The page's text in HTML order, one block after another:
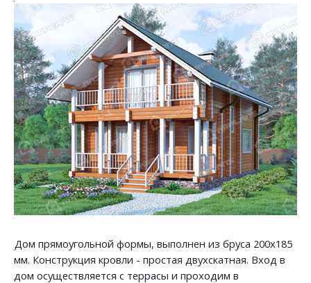
Дом прямоугольной формы, выполнен из бруса 200х185
мм. Конструкция кровли - простая двухскатная. Вход в
дом осуществляется с террасы и проходим в